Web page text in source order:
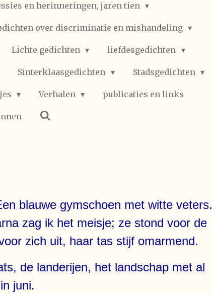
en herinneringen, jaren tien
over discriminatie en mishandeling
Lichte gedichten liefdesgedichten
Sinterklaasgedichten Stadsgedichten
Verhalen publicaties en links
blauwe gymschoen met witte veters.
zag ik het meisje; ze stond voor de
zich uit, haar tas stijf omarmend.
de landerijen, het landschap met al
juni.